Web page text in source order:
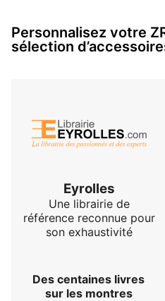
Personnalisez votre
sélection
Eyrolles
Une librairie de
référence reconnue pour
son exhaustivité
Des centaines livres
sur les montres